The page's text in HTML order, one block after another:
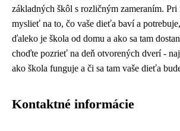
základných škôl s rozličným zameraním.
myslieť na to, čo vaše dieťa baví a
ďaleko je škola od domu a ako sa tam
choďte pozrieť na deň otvorených dverí -
ako škola funguje a či sa tam vaše dieťa
Kontaktné informácie